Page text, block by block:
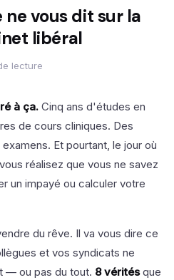
vous dit sur la
libéral
lecture
à ça. Cinq ans d'études en
de cours cliniques. Des
Et pourtant, le jour où
réalisez que vous ne savez
un impayé ou calculer votre
du rêve. Il va vous dire ce
et vos syndicats ne
— ou pas du tout. 8 véritésque